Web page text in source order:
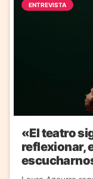
ENTREVISTA
«El teatro
reflexionar,